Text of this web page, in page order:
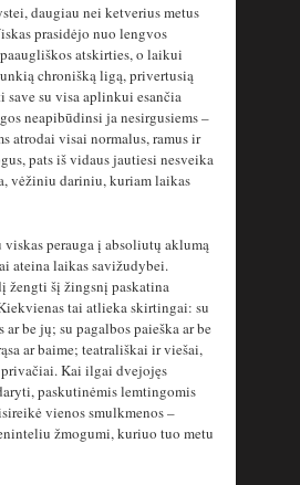
daugiau nei ketverius metus
prasidėjo nuo lengvos
atskirties, o laikui
chronišką ligą, privertusią
su visa aplinkui esančia
neapibūdinsi ja nesirgusiems –
atrodai visai normalus, ramus ir
pats iš vidaus jautiesi nesveika
vėžiniu dariniu, kuriam laikas
perauga į absoliutų aklumą
ateina laikas savižudybei.
žengti šį žingsnį paskatina
tai atlieka skirtingai: su
ar be jų; su pagalbos paieška ar be
ar baime; teatrališkai ir viešai,
Kai ilgai dvejojęs
paskutinėmis lemtingomis
vienos smulkmenos –
žmogumi, kuriuo tuo metu